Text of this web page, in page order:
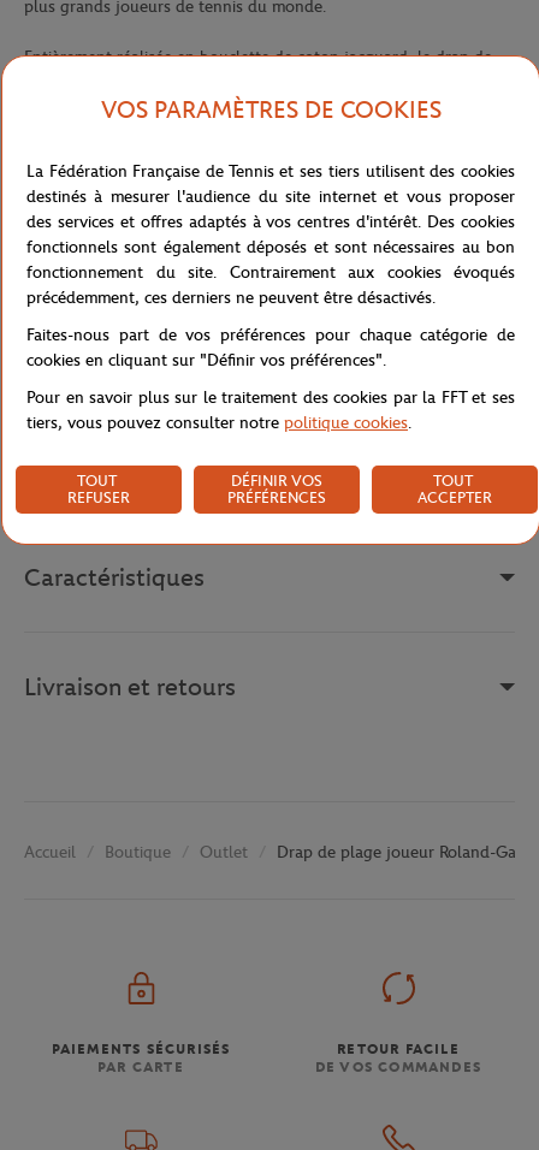
plus grands joueurs de tennis du monde.
Entièrement réalisée en bouclette de coton jacquard, le drap de
saura séduire tous les sportifs et les passionnés de tennis. Son
battue, repris en haut et en bas de la serviette, affiche l'inscription
«Roland-Garros 2023».
La sélection du coton employé, ainsi que le soin apporté à la
fabrication et aux finitions, promettent un confort et une qualité
optimale. Elle bénéficie d'un toucher ultra-moelleux et d'un grand
pouvoir absorbant.
Le drap de plage joueur édition 2023 se glisse facilement dans un
utilisé comme drap de bain. Ce drap de plage joueur peut être
combiné avec le drap de plage joueuse Roland-Garros.
Référence :CSVU0623-MAR-TU
Caractéristiques
Livraison et retours
Accueil Boutique Outlet Drap de plage joueur Roland-
PAIEMENTS SÉCURISÉS
PAR CARTE
RETOUR FACILE
DE VOS COMMANDES
VOS PARAMÈTRES DE COOKIES
La Fédération Française de Tennis et ses tiers utilisent des cookies
destinés à mesurer l'audience du site internet et vous proposer
des services et offres adaptés à vos centres d'intérêt. Des cookies
fonctionnels sont également déposés et sont nécessaires au bon
fonctionnement du site. Contrairement aux cookies évoqués
précédemment, ces derniers ne peuvent être désactivés.
Faites-nous part de vos préférences pour chaque catégorie de
cookies en cliquant sur "Définir vos préférences".
Pour en savoir plus sur le traitement des cookies par la FFT et ses
tiers, vous pouvez consulter notre politique cookies.
TOUT
REFUSER
DÉFINIR VOS
PRÉFÉRENCES
TOUT
ACCEPTER